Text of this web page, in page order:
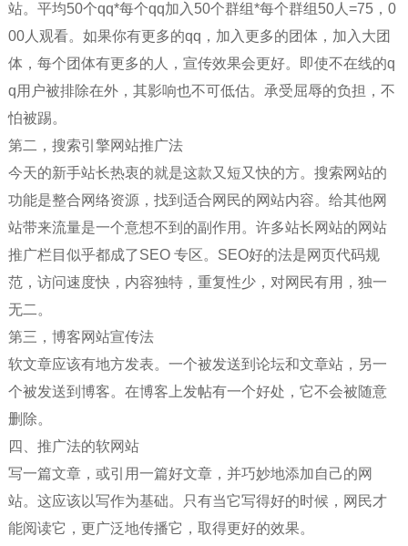
站。平均50个qq*每个qq加入50个群组*每个群组50人=75，0
00人观看。如果你有更多的qq，加入更多的团体，加入大团
体，每个团体有更多的人，宣传效果会更好。即使不在线的q
q用户被排除在外，其影响也不可低估。承受屈辱的负担，不
怕被踢。
第二，搜索引擎网站推广法
今天的新手站长热衷的就是这款又短又快的方。搜索网站的
功能是整合网络资源，找到适合网民的网站内容。给其他网
站带来流量是一个意想不到的副作用。许多站长网站的网站
推广栏目似乎都成了SEO 专区。SEO好的法是网页代码规
范，访问速度快，内容独特，重复性少，对网民有用，独一
无二。
第三，博客网站宣传法
软文章应该有地方发表。一个被发送到论坛和文章站，另一
个被发送到博客。在博客上发帖有一个好处，它不会被随意
删除。
四、推广法的软网站
写一篇文章，或引用一篇好文章，并巧妙地添加自己的网
站。这应该以写作为基础。只有当它写得好的时候，网民才
能阅读它，更广泛地传播它，取得更好的效果。